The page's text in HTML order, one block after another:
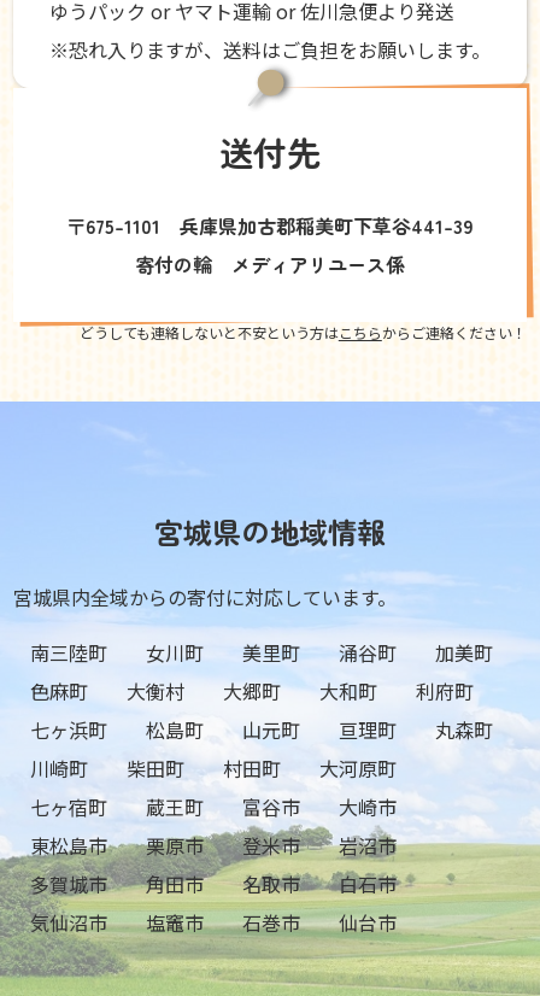
ゆうパック or ヤマト運輸 or 佐川急便より発送
※恐れ入りますが、送料はご負担をお願いします。
送付先
〒675-1101 兵庫県加古郡稲美町下草谷441-39
寄付の輪 メディアリユース係
どうしても連絡しないと不安という方はこちらからご連絡ください！
宮城県の地域情報
宮城県内全域からの寄付に対応しています。
南三陸町
女川町 美里町 涌谷町
加美町
色麻町
大衡村 大郷町 大和町
利府町
七ヶ浜町
松島町 山元町 亘理町
丸森町
川崎町
柴田町 村田町
大河原町
七ヶ宿町
蔵王町 富谷市
大崎市
東松島市
栗原市 登米市
岩沼市
多賀城市
角田市 名取市
白石市
気仙沼市
塩竈市 石巻市 仙台市